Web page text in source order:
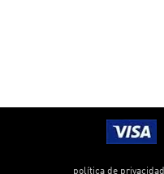
política de privacidad